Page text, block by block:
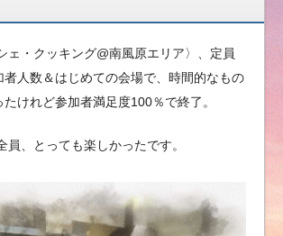
ェ・クッキング@南風原エリア〉、定員
者人数＆はじめての会場で、時間的なもの
けれど参加者満足度100％で終了。
員、とっても楽しかったです。